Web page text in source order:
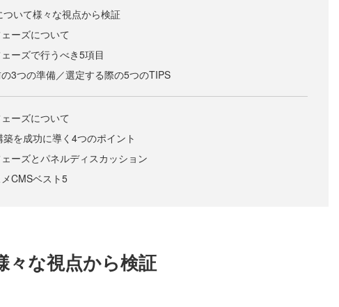
ついて様々な視点から検証
ーズについて
ーズで行うべき5項目
3つの準備／選定する際の5つのTIPS
ーズについて
築を成功に導く4つのポイント
ーズとパネルディスカッション
CMSベスト5
々な視点から検証